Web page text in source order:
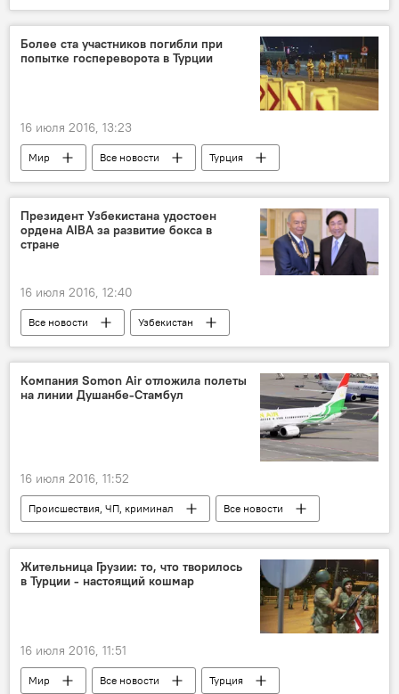
Лионель Месси
госпереворот
Реджеп Тайип Эрдоган
Более ста участников погибли при
попытке госпереворота в Турции
16 июля 2016, 13:23
Мир Все новости
Турция
госпереворот
Реджеп Тайип Эрдоган
Президент Узбекистана удостоен
ордена АIBА за развитие бокса в
стране
16 июля 2016, 12:40
Все новости
Узбекистан
Ислам Каримов
Центральная Азия
Компания Somon Air отложила полеты
на линии Душанбе-Стамбул
16 июля 2016, 11:52
Происшествия, ЧП, криминал
Все новости
Турция
Таджикистан
"Сомон Эйр"
Реджеп Тайип Эрдоган
Жительница Грузии: то, что творилось
в Турции - настоящий кошмар
16 июля 2016, 11:51
Мир Все новости
Турция